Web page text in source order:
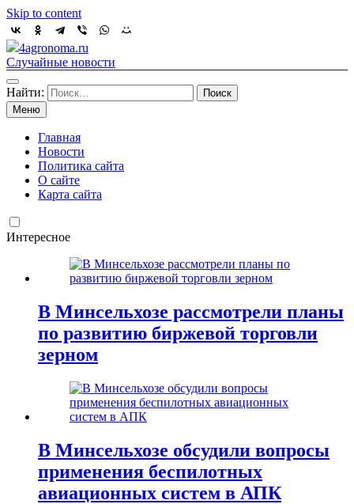
Skip to content
4agronoma.ru
Случайные новости
Найти:
Меню
Главная
Новости
Политика сайта
О сайте
Карта сайта
Интересное
В Минсельхозе рассмотрели планы
по развитию биржевой торговли
зерном
В Минсельхозе обсудили вопросы
применения беспилотных
авиационных систем в АПК